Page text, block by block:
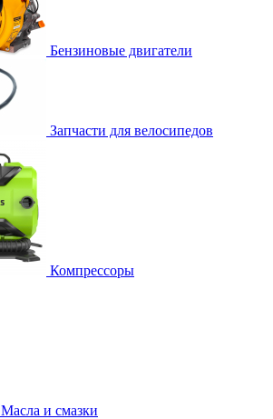
Бензиновые двигатели
Запчасти для велосипедов
Компрессоры
Масла и смазки